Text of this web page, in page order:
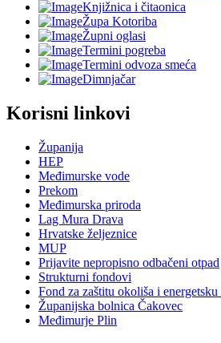
Knjižnica i čitaonica
Župa Kotoriba
Župni oglasi
Termini pogreba
Termini odvoza smeća
Dimnjačar
Korisni linkovi
Županija
HEP
Međimurske vode
Prekom
Međimurska priroda
Lag Mura Drava
Hrvatske željeznice
MUP
Prijavite nepropisno odbačeni otpad
Strukturni fondovi
Fond za zaštitu okoliša i
Županijska bolnica Čakovec
Međimurje Plin